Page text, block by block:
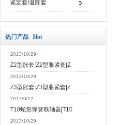
紧定套/退卸套
热门产品 Hot
2013/10/29
Z2型胀套|Z2型胀紧套|Z
2013/10/29
Z3型胀套|Z3型胀紧套|Z
2017/9/12
T10蛇形弹簧联轴器|T10
2013/10/29